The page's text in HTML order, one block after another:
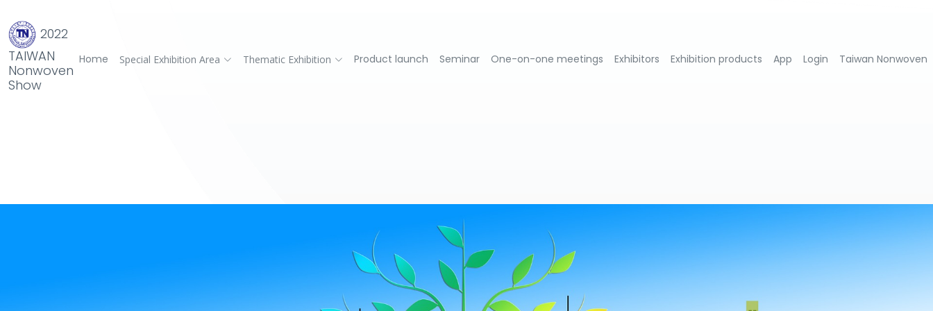
2022
TAIWAN
Nonwoven
Show
Home Special Exhibition Area Thematic Exhibition Product launch Seminar One-on-one meetings Exhibitors Exhibition products App Login Taiwan Nonwoven